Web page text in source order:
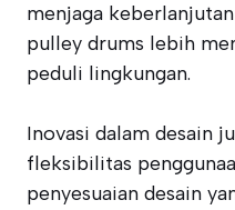
menjaga
pulley drums lebih
peduli lingkungan.
Inovasi dalam desain
fleksibilitas
penyesuaian desain